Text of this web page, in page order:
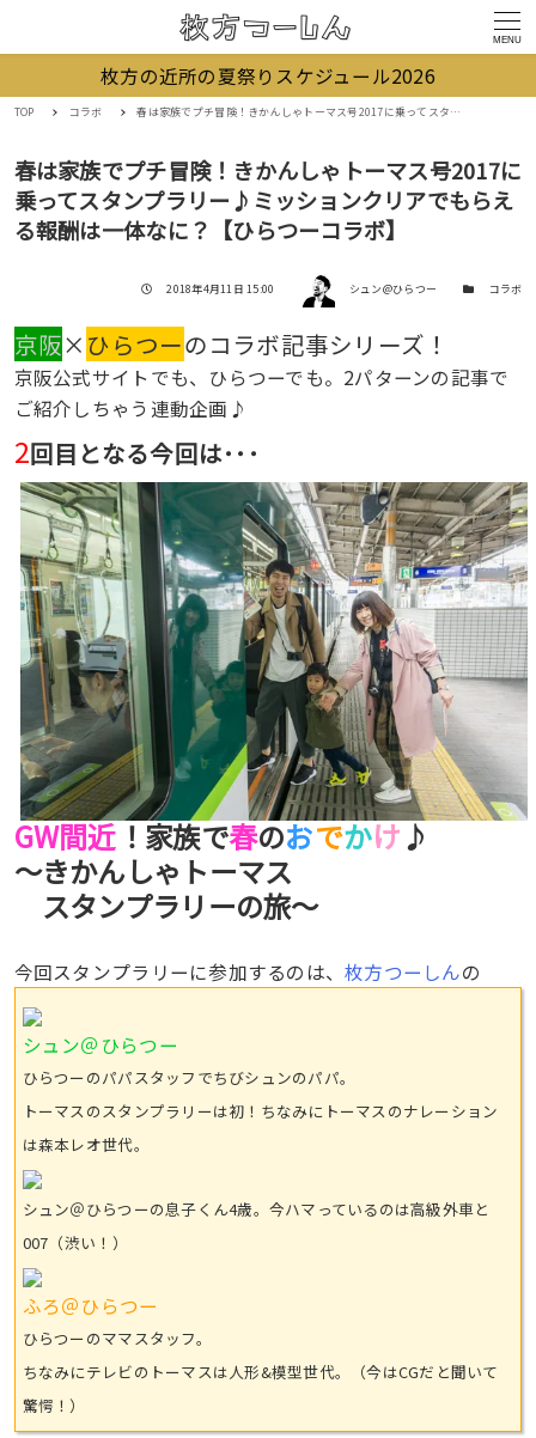
MENU
枚方の近所の夏祭りスケジュール2026
TOP コラボ 春は家族でプチ冒険！きかんしゃトーマス号2017に乗ってスタンプラリー♪ミッションクリアでもらえる報酬は一体なに？【ひらつーコラボ】
春は家族でプチ冒険！きかんしゃトーマス号2017に
乗ってスタンプラリー♪ミッションクリアでもらえ
る報酬は一体なに？【ひらつーコラボ】
投稿日
2018年4月11日 15:00 著者 シュン@ひらつー カテゴリー
コラボ
京阪× ひらつーのコラボ記事シリーズ！
京阪公式サイトでも、ひらつーでも。2パターンの記事で
ご紹介しちゃう連動企画♪
2回目となる今回は･･･
GW間近 ！家族で春のおでかけ♪
〜きかんしゃトーマス
スタンプラリーの旅〜
今回スタンプラリーに参加するのは、枚方つーしんの
シュン＠ひらつー
ひらつーのパパスタッフでちびシュンのパパ。
トーマスのスタンプラリーは初！ちなみにトーマスのナレーション
は森本レオ世代。
シュン＠ひらつーの息子くん4歳。今ハマっているのは高級外車と
007（渋い！）
ふろ＠ひらつー
ひらつーのママスタッフ。
ちなみにテレビのトーマスは人形&模型世代。（今はCGだと聞いて
驚愕！）